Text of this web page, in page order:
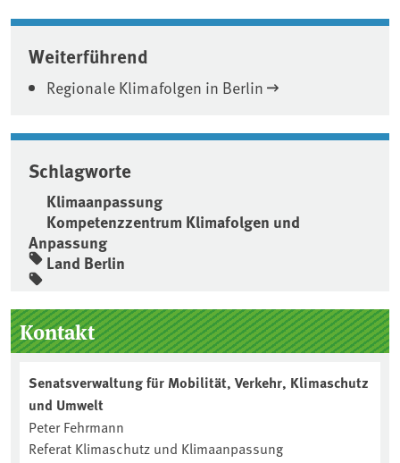
Weiterführend
Regionale Klimafolgen in Berlin
Schlagworte
Klimaanpassung
Kompetenzzentrum Klimafolgen und
Anpassung
Land Berlin
Seitenleiste
Kontakt
Senatsverwaltung für Mobilität, Verkehr, Klimaschutz
und Umwelt
Peter Fehrmann
Referat Klimaschutz und Klimaanpassung